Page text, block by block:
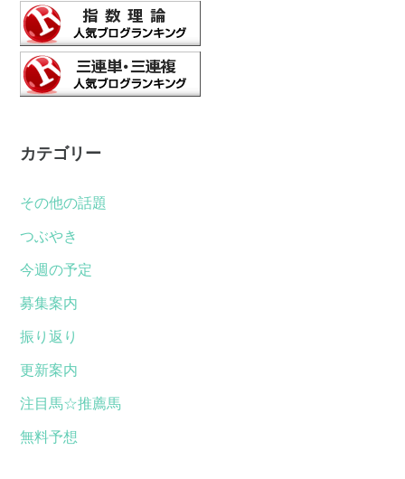
カテゴリー
その他の話題
つぶやき
今週の予定
募集案内
振り返り
更新案内
注目馬☆推薦馬
無料予想